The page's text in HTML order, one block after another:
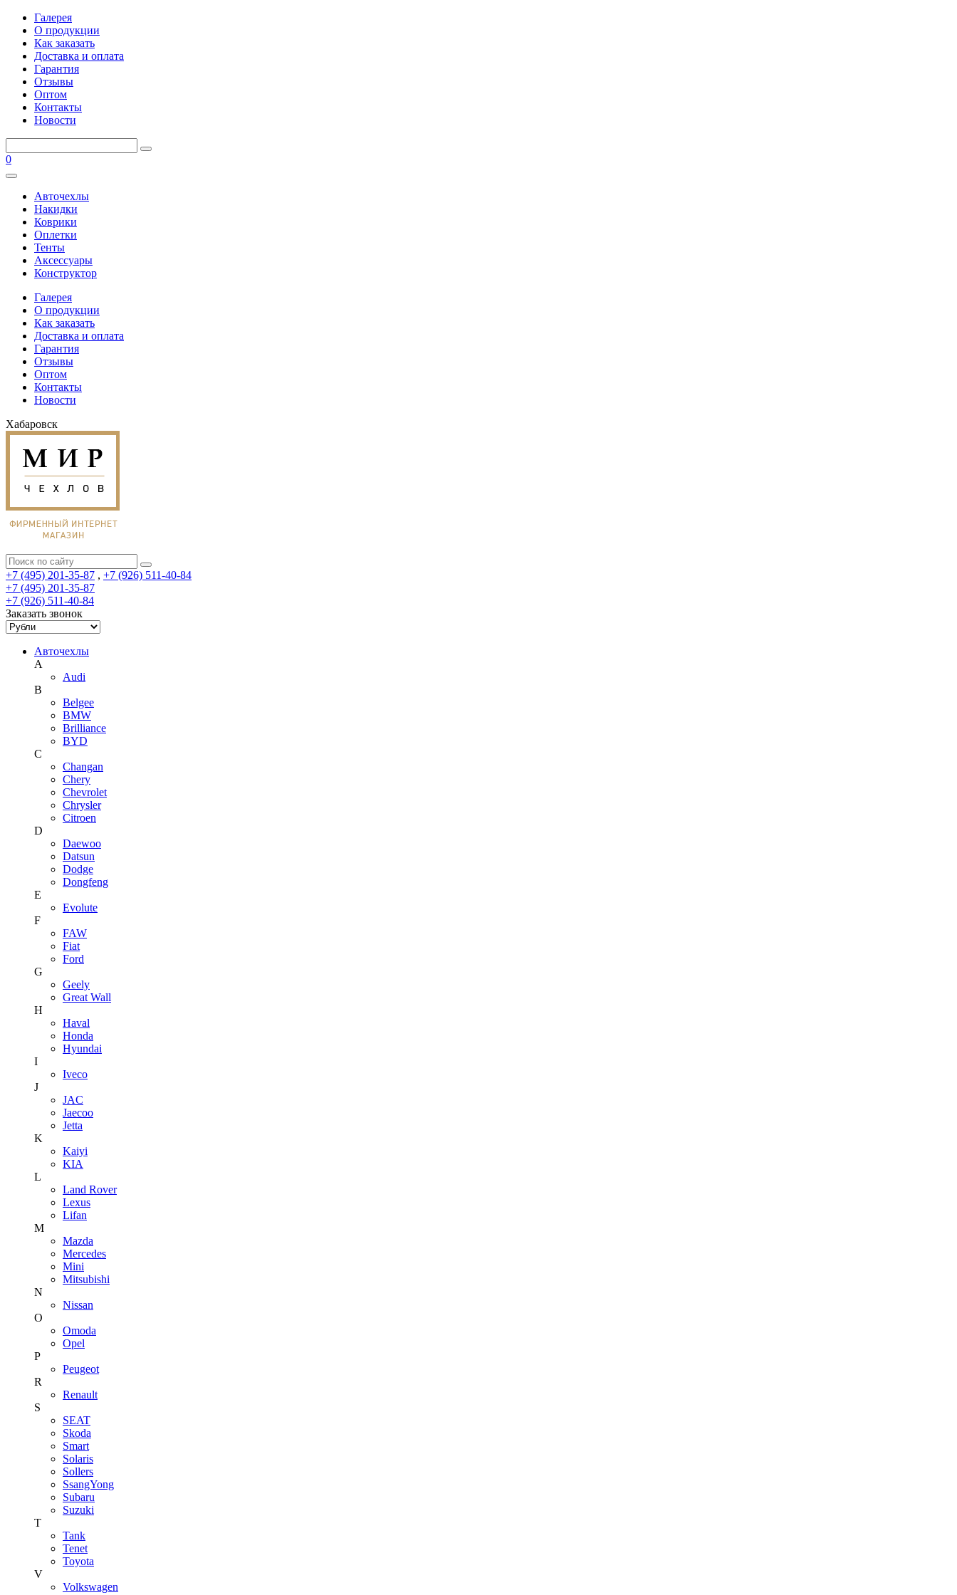
Галерея
О продукции
Как заказать
Доставка и оплата
Гарантия
Отзывы
Оптом
Контакты
Новости
0
Авточехлы
Накидки
Коврики
Оплетки
Тенты
Аксессуары
Конструктор
Галерея
О продукции
Как заказать
Доставка и оплата
Гарантия
Отзывы
Оптом
Контакты
Новости
Хабаровск
+7 (495) 201-35-87 , +7 (926) 511-40-84
+7 (495) 201-35-87
+7 (926) 511-40-84
Заказать звонок
Авточехлы
A
Audi
B
Belgee
BMW
Brilliance
BYD
C
Changan
Chery
Chevrolet
Chrysler
Citroen
D
Daewoo
Datsun
Dodge
Dongfeng
E
Evolute
F
FAW
Fiat
Ford
G
Geely
Great Wall
H
Haval
Honda
Hyundai
I
Iveco
J
JAC
Jaecoo
Jetta
K
Kaiyi
KIA
L
Land Rover
Lexus
Lifan
M
Mazda
Mercedes
Mini
Mitsubishi
N
Nissan
O
Omoda
Opel
P
Peugeot
R
Renault
S
SEAT
Skoda
Smart
Solaris
Sollers
SsangYong
Subaru
Suzuki
T
Tank
Tenet
Toyota
V
Volkswagen